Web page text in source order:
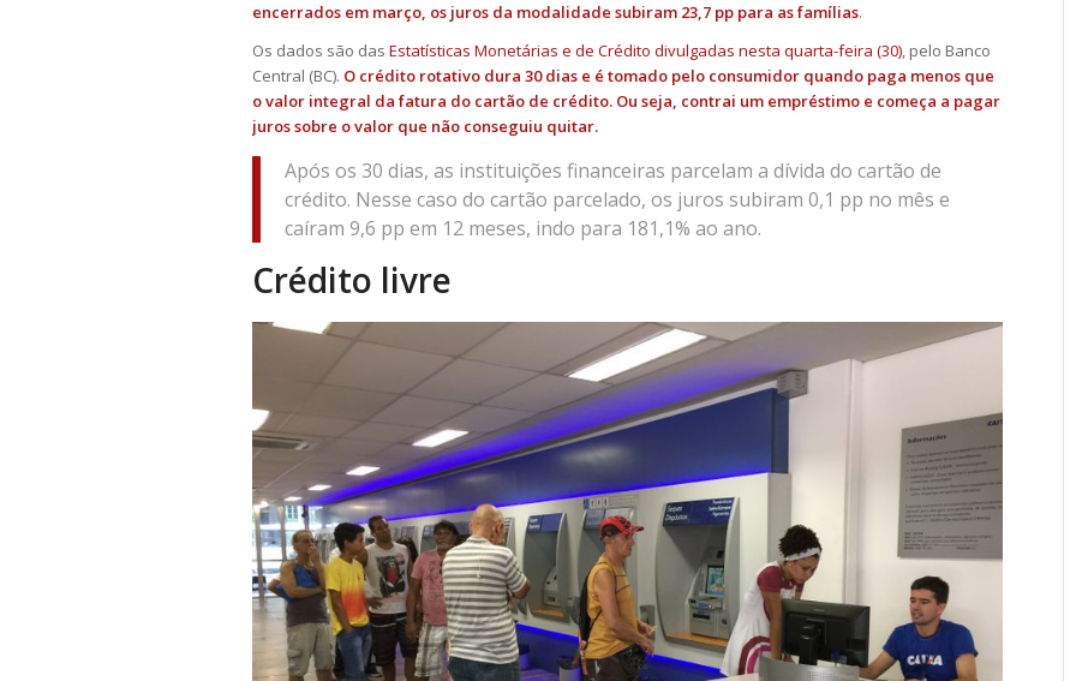
encerrados em março, os juros da modalidade subiram 23,7 pp para as famílias.
Os dados são das Estatísticas Monetárias e de Crédito divulgadas nesta quarta-feira (30), pelo Banco
Central (BC). O crédito rotativo dura 30 dias e é tomado pelo consumidor quando paga menos que
o valor integral da fatura do cartão de crédito. Ou seja, contrai um empréstimo e começa a pagar
juros sobre o valor que não conseguiu quitar.
Após os 30 dias, as instituições financeiras parcelam a dívida do cartão de
crédito. Nesse caso do cartão parcelado, os juros subiram 0,1 pp no mês e
caíram 9,6 pp em 12 meses, indo para 181,1% ao ano.
Crédito livre